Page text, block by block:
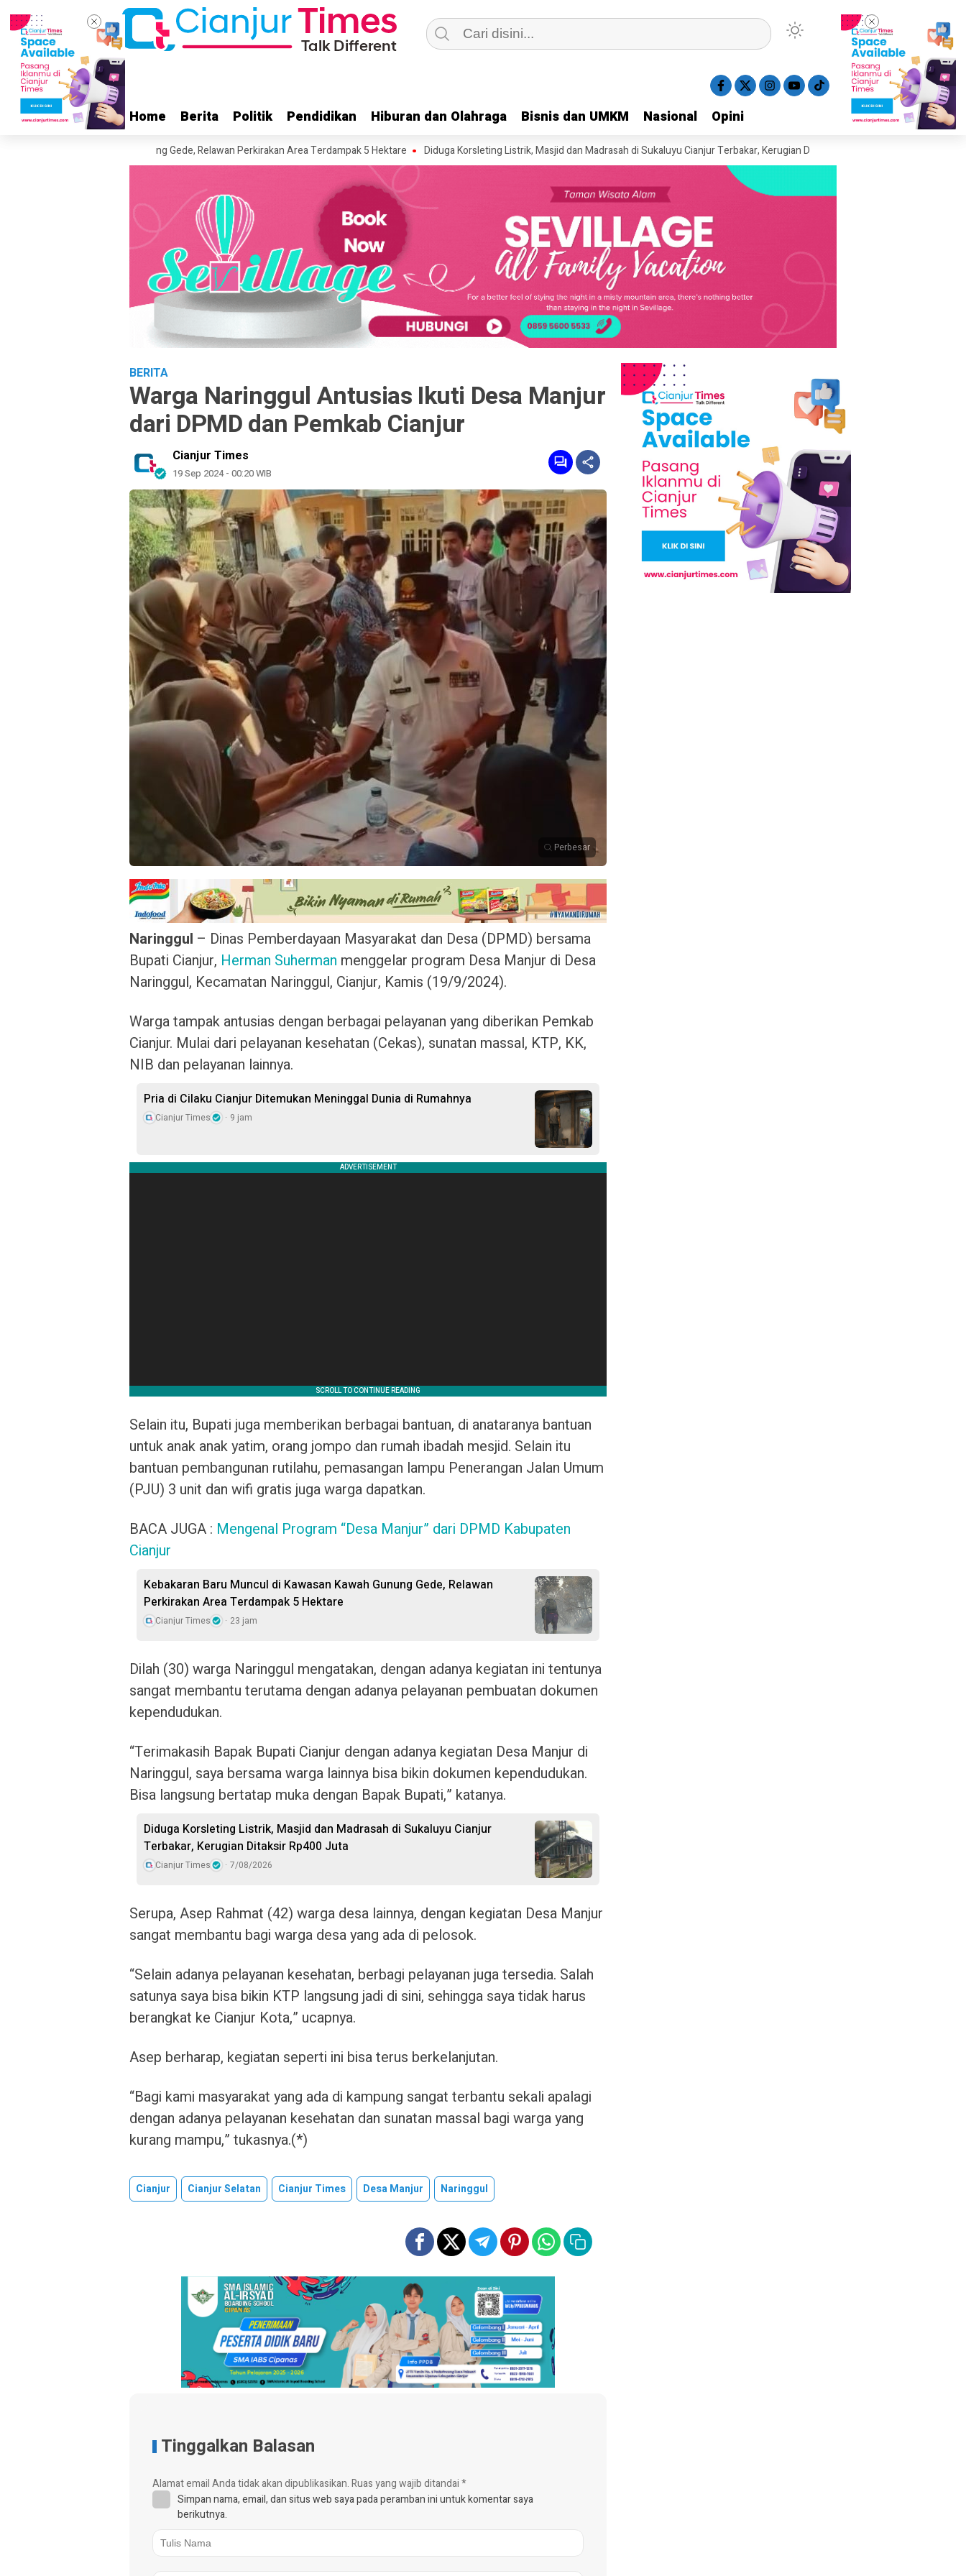
Home Berita Politik Pendidikan Hiburan dan Olahraga Bisnis dan UMKM Nasional Opini
Home Berita Politik Pendidikan Hiburan dan Olahraga Bisnis dan UMKM Nasional Opini
Kawasan Kawah Gunung Gede, Relawan Perkirakan Area Terdampak 5 Hektare Diduga Korsleting Listrik, Masjid dan Madrasah di Sukaluyu Cianjur Terbakar, Kerugian Ditaksir Rp400 Juta
BERITA
Warga Naringgul Antusias Ikuti Desa Manjur
dari DPMD dan Pemkab Cianjur
Cianjur Times
19 Sep 2024 - 00:20 WIB
Perbesar
Naringgul – Dinas Pemberdayaan Masyarakat dan Desa (DPMD) bersama
Bupati Cianjur, Herman Suherman menggelar program Desa Manjur di Desa
Naringgul, Kecamatan Naringgul, Cianjur, Kamis (19/9/2024).
Warga tampak antusias dengan berbagai pelayanan yang diberikan Pemkab
Cianjur. Mulai dari pelayanan kesehatan (Cekas), sunatan massal, KTP, KK,
NIB dan pelayanan lainnya.
Pria di Cilaku Cianjur Ditemukan Meninggal Dunia di Rumahnya
Cianjur Times 9 jam
Selain itu, Bupati juga memberikan berbagai bantuan, di anataranya bantuan
untuk anak anak yatim, orang jompo dan rumah ibadah mesjid. Selain itu
bantuan pembangunan rutilahu, pemasangan lampu Penerangan Jalan Umum
(PJU) 3 unit dan wifi gratis juga warga dapatkan.
BACA JUGA : Mengenal Program “Desa Manjur” dari DPMD Kabupaten
Cianjur
Kebakaran Baru Muncul di Kawasan Kawah Gunung Gede, Relawan
Perkirakan Area Terdampak 5 Hektare
Cianjur Times 23 jam
Dilah (30) warga Naringgul mengatakan, dengan adanya kegiatan ini tentunya
sangat membantu terutama dengan adanya pelayanan pembuatan dokumen
kependudukan.
“Terimakasih Bapak Bupati Cianjur dengan adanya kegiatan Desa Manjur di
Naringgul, saya bersama warga lainnya bisa bikin dokumen kependudukan.
Bisa langsung bertatap muka dengan Bapak Bupati,” katanya.
Diduga Korsleting Listrik, Masjid dan Madrasah di Sukaluyu Cianjur
Terbakar, Kerugian Ditaksir Rp400 Juta
Cianjur Times 7/08/2026
Serupa, Asep Rahmat (42) warga desa lainnya, dengan kegiatan Desa Manjur
sangat membantu bagi warga desa yang ada di pelosok.
“Selain adanya pelayanan kesehatan, berbagi pelayanan juga tersedia. Salah
satunya saya bisa bikin KTP langsung jadi di sini, sehingga saya tidak harus
berangkat ke Cianjur Kota,” ucapnya.
Asep berharap, kegiatan seperti ini bisa terus berkelanjutan.
“Bagi kami masyarakat yang ada di kampung sangat terbantu sekali apalagi
dengan adanya pelayanan kesehatan dan sunatan massal bagi warga yang
kurang mampu,” tukasnya.(*)
Cianjur Cianjur Selatan Cianjur Times Desa Manjur Naringgul
Tinggalkan Balasan
Alamat email Anda tidak akan dipublikasikan.Ruas yang wajib ditandai*
Simpan nama, email, dan situs web saya pada peramban ini untuk komentar saya
berikutnya.